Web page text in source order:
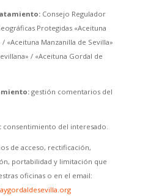
Consejo Regulador
Protegidas «Aceituna
/ «Aceituna Manzanilla de Sevilla»
/ «Aceituna Gordal de
gestión comentarios del
consentimiento del interesado.
de acceso, rectificación,
portabilidad y limitación que
oficinas o en el email: